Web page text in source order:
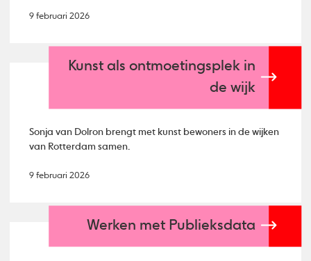
9 februari 2026
Kunst als ontmoetingsplek in
de wijk
Sonja van Dolron brengt met kunst bewoners in de wijken
van Rotterdam samen.
9 februari 2026
Werken met Publieksdata